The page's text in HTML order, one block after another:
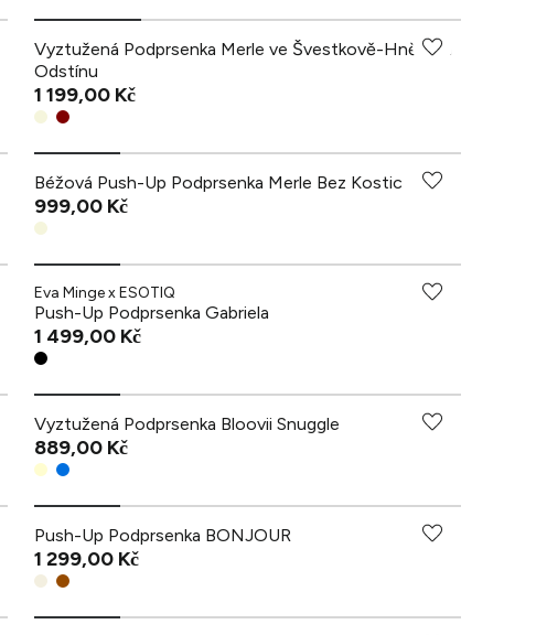
Vyztužená Podprsenka Merle ve Švestkově-Hnědém
Odstínu
1 199,00 Kč
Béžová Push-Up Podprsenka Merle Bez Kostic
999,00 Kč
Eva Minge x ESOTIQ
Push-Up Podprsenka Gabriela
1 499,00 Kč
Vyztužená Podprsenka Bloovii Snuggle
889,00 Kč
Push-Up Podprsenka BONJOUR
1 299,00 Kč